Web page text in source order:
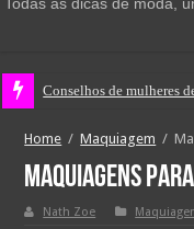
Conselhos de mulheres
Home / Maquiagem /
Maquiagens
Nath Zoe